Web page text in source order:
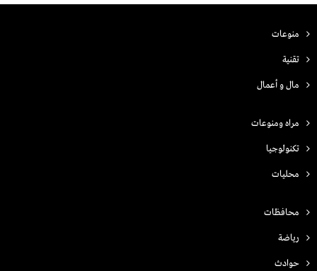
منوعات
تقنية
مال و أعمال
مراه ومنوعات
تكنولوجيا
محليات
محافظات
رياضة
حوادث